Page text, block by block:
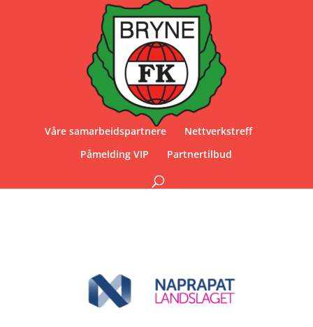
Våre samarbeidspartnere
Nettverkstreff
Påmelding VIP
Partnertilbud